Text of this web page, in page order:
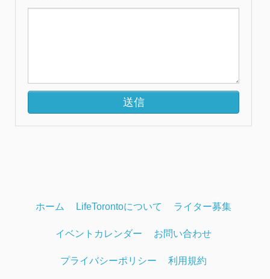
ホーム LifeTorontoについて ライター募集
イベントカレンダー お問い合わせ
プライバシーポリシー 利用規約